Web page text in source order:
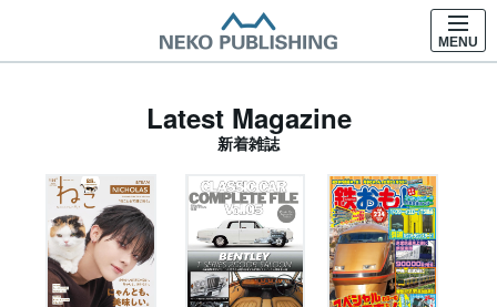
MENU
Latest Magazine
新着雑誌